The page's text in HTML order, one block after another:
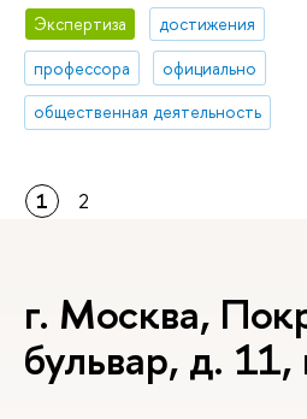
Экспертиза
достижения
профессора
официально
общественная деятельность
1 2
г. Москва,
бульвар, д.